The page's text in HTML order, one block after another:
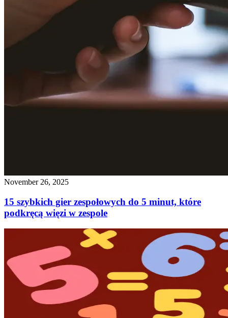
November 26, 2025
15 szybkich gier zespołowych do 5 minut, które
podkręcą więzi w zespole